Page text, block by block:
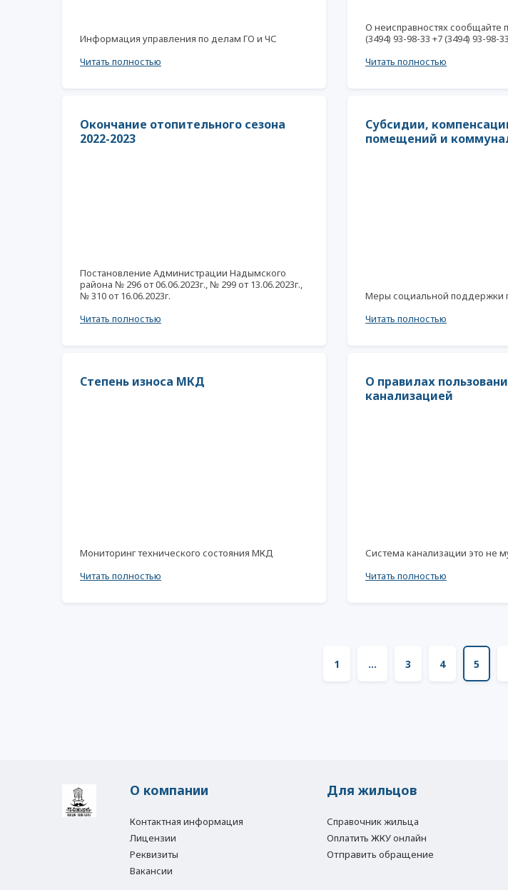
Информация управления по делам ГО и ЧС
Читать полностью
О неисправностях сообщайте
(3494) 93-98-33 +7 (3494) 93-98-
Читать полностью
Окончание отопительного сезона
2022-2023
Постановление Администрации Надымского
района № 296 от 06.06.2023г., № 299 от 13.06.2023г.,
№ 310 от 16.06.2023г.
Читать полностью
Субсидии,
помещений и
Меры социальной поддержки
Читать полностью
Степень износа МКД
Мониторинг технического состояния МКД
Читать полностью
О правилах
канализацией
Система канализации это не
Читать полностью
1 ... 3 4 5
О компании
Контактная информация
Лицензии
Реквизиты
Вакансии
Для жильцов
Справочник жильца
Оплатить ЖКУ онлайн
Отправить обращение